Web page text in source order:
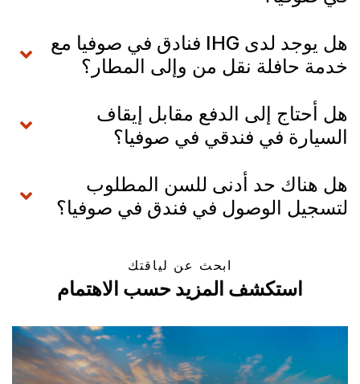
هل يوجد لدى IHG فنادق في صوفيا مع
خدمة حافلة نقل من وإلى المطار؟
هل أحتاج إلى الدفع مقابل إيقاف
السيارة في فندقي في صوفيا؟
هل هناك حد أدنى للسن المطلوب
لتسجيل الوصول في فندق في صوفيا؟
ابحث عن لياقتك
استكشف المزيد حسب الاهتمام